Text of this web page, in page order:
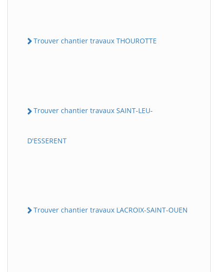
Trouver chantier travaux THOUROTTE
Trouver chantier travaux SAINT-LEU-
D'ESSERENT
Trouver chantier travaux LACROIX-SAINT-OUEN